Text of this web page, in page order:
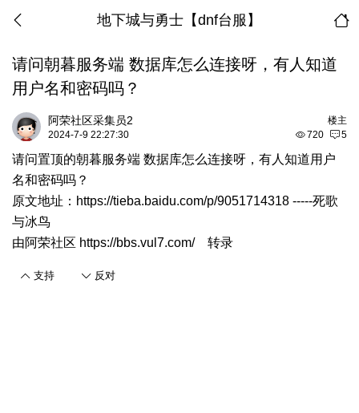
地下城与勇士【dnf台服】
请问朝暮服务端 数据库怎么连接呀，有人知道
用户名和密码吗？
楼主
阿荣社区采集员2
720 5
2024-7-9 22:27:30
请问置顶的朝暮服务端 数据库怎么连接呀，有人知道用户
名和密码吗？
原文地址： https://tieba.baidu.com/p/9051714318 -----死歌
与冰鸟
由阿荣社区 https://bbs.vul7.com/ 转录
支持 反对